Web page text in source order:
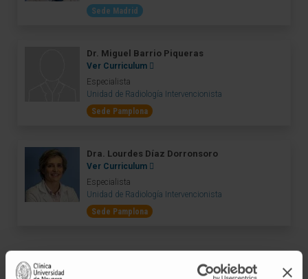
Sede Madrid
Dr. Miguel Barrio Piqueras
Ver Curriculum
Especialista
Unidad de Radiología Intervencionista
Sede Pamplona
Dra. Lourdes Díaz Dorronsoro
Ver Curriculum
Especialista
Unidad de Radiología Intervencionista
Sede Pamplona